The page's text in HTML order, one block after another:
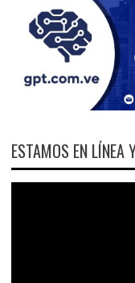
ESTAMOS EN LÍNEA